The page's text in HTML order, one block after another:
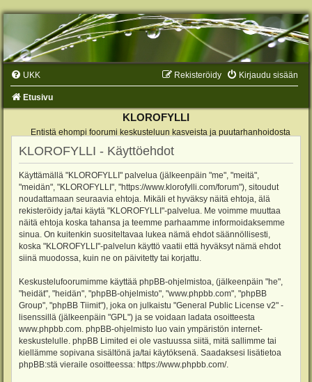
UKK Kirjaudu sisään
Rekisteröidy
Etusivu
KLOROFYLLI
Entistä ehompi foorumi keskusteluun kasveista ja puutarhanhoidosta
KLOROFYLLI - Käyttöehdot
Käyttämällä "KLOROFYLLI" palvelua (jälkeenpäin "me", "meitä",
"meidän", "KLOROFYLLI", "https://www.klorofylli.com/forum"), sitoudut
noudattamaan seuraavia ehtoja. Mikäli et hyväksy näitä ehtoja, älä
rekisteröidy ja/tai käytä "KLOROFYLLI"-palvelua. Me voimme muuttaa
näitä ehtoja koska tahansa ja teemme parhaamme informoidaksemme
sinua. On kuitenkin suositeltavaa lukea nämä ehdot säännöllisesti,
koska "KLOROFYLLI"-palvelun käyttö vaatii että hyväksyt nämä ehdot
siinä muodossa, kuin ne on päivitetty tai korjattu.
Keskustelufoorumimme käyttää phpBB-ohjelmistoa, (jälkeenpäin "he",
"heidät", "heidän", "phpBB-ohjelmisto", "www.phpbb.com", "phpBB
Group", "phpBB Tiimit"), joka on julkaistu "General Public License v2" -
lisenssillä (jälkeenpäin "GPL") ja se voidaan ladata osoitteesta
www.phpbb.com . phpBB-ohjelmisto luo vain ympäristön internet-
keskustelulle. phpBB Limited ei ole vastuussa siitä, mitä sallimme tai
kiellämme sopivana sisältönä ja/tai käytöksenä. Saadaksesi lisätietoa
phpBB:stä vieraile osoitteessa: https://www.phpbb.com/.